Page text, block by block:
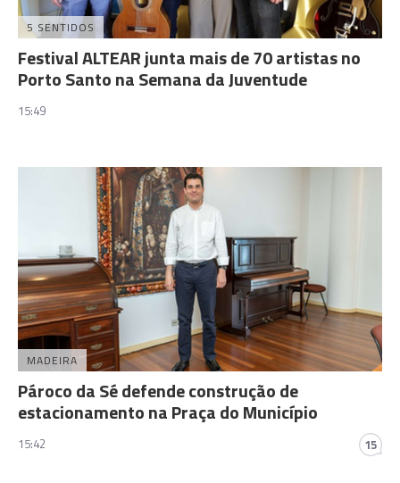
5 SENTIDOS
Festival ALTEAR junta mais de 70 artistas no
Porto Santo na Semana da Juventude
15:49
MADEIRA
Pároco da Sé defende construção de
estacionamento na Praça do Município
15:42 15